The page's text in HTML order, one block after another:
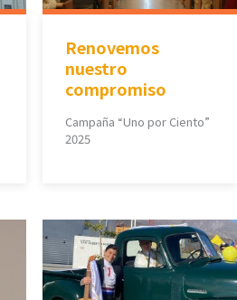
Renovemos
nuestro
compromiso
Campaña “Uno por Ciento”
2025